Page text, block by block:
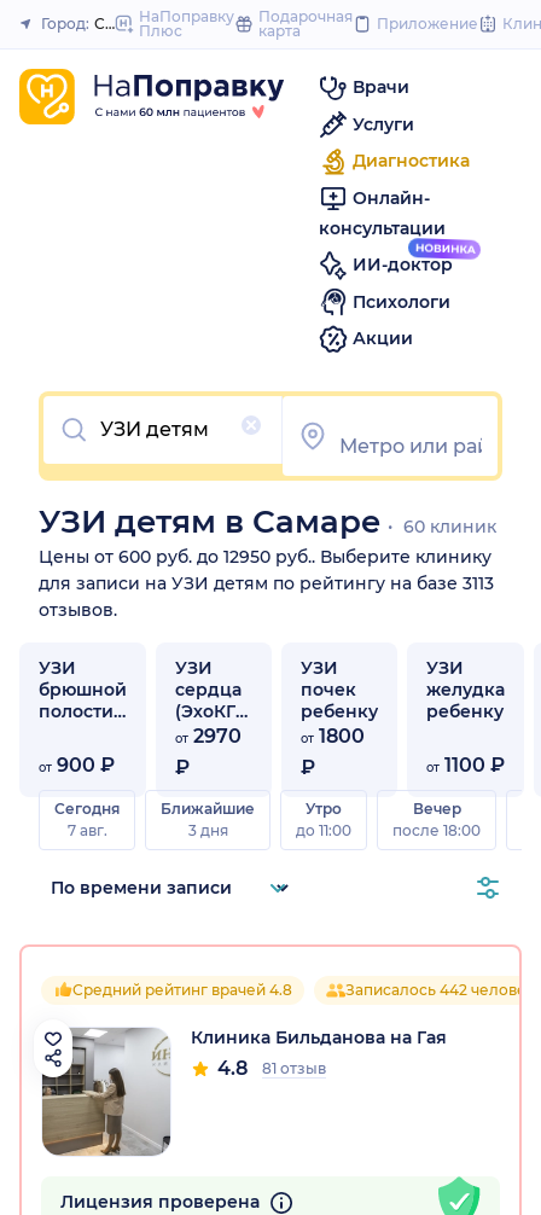
to
Закрыть
Город: СамараНаПоправку
Плюс
Подарочная
карта
Приложение
Врачи
Услуги
Диагностика
Онлайн-
консультации
ИИ-доктор
Психологи
Акции
Очистить
УЗИ детям в Самаре
60 клиник
Цены от 600 руб. до 12950 руб.. Выберите клинику
для записи на УЗИ детям по рейтингу на базе 3113
отзывов.
УЗИ
брюшной
полости
от 900 ₽
УЗИ
сердца
(ЭхоКГ)
ребенку
от 2970
₽
УЗИ
почек
ребенку
от 1800
₽
УЗИ
желудка
ребенку
от 1100 ₽
Сегодня
7 авг.
Ближайшие
3 дня
Утро
до 11:00
Вечер
после 18:00
Средний рейтинг врачей 4.8 Записалось 442
Клиника Бильданова на Гая
4.8 81 отзыв
Лицензия проверена